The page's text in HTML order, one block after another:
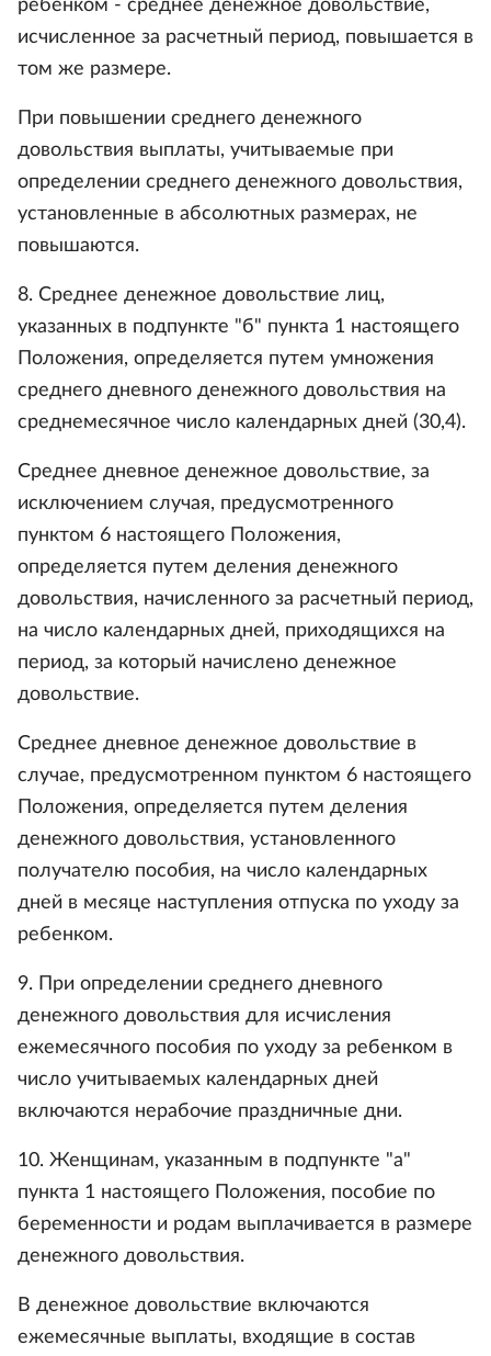
ребенком - среднее денежное довольствие,
исчисленное за расчетный период, повышается в
том же размере.
При повышении среднего денежного
довольствия выплаты, учитываемые при
определении среднего денежного довольствия,
установленные в абсолютных размерах, не
повышаются.
8. Среднее денежное довольствие лиц,
указанных в подпункте "б" пункта 1 настоящего
Положения, определяется путем умножения
среднего дневного денежного довольствия на
среднемесячное число календарных дней (30,4).
Среднее дневное денежное довольствие, за
исключением случая, предусмотренного
пунктом 6 настоящего Положения,
определяется путем деления денежного
довольствия, начисленного за расчетный период,
на число календарных дней, приходящихся на
период, за который начислено денежное
довольствие.
Среднее дневное денежное довольствие в
случае, предусмотренном пунктом 6 настоящего
Положения, определяется путем деления
денежного довольствия, установленного
получателю пособия, на число календарных
дней в месяце наступления отпуска по уходу за
ребенком.
9. При определении среднего дневного
денежного довольствия для исчисления
ежемесячного пособия по уходу за ребенком в
число учитываемых календарных дней
включаются нерабочие праздничные дни.
10. Женщинам, указанным в подпункте "а"
пункта 1 настоящего Положения, пособие по
беременности и родам выплачивается в размере
денежного довольствия.
В денежное довольствие включаются
ежемесячные выплаты, входящие в состав